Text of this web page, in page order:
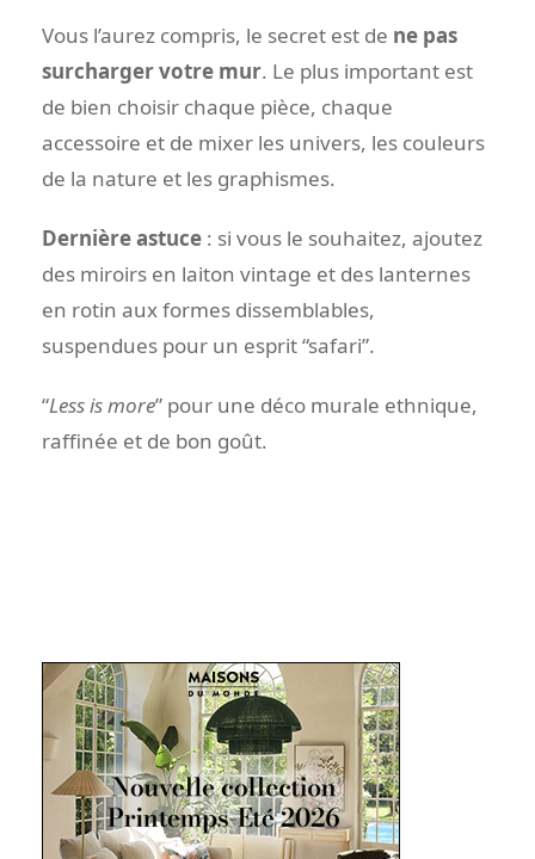
Vous l’aurez compris, le secret est de ne pas
surcharger votre mur. Le plus important est
de bien choisir chaque pièce, chaque
accessoire et de mixer les univers, les couleurs
de la nature et les graphismes.
Dernière astuce : si vous le souhaitez, ajoutez
des miroirs en laiton vintage et des lanternes
en rotin aux formes dissemblables,
suspendues pour un esprit “safari”.
“Less is more” pour une déco murale ethnique,
raffinée et de bon goût.